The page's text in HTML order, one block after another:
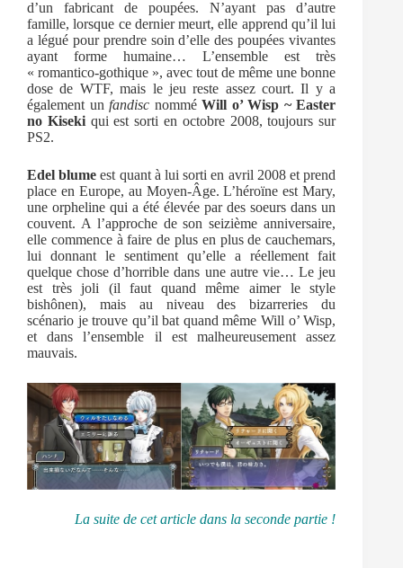
d’un fabricant de poupées. N’ayant pas d’autre
famille, lorsque ce dernier meurt, elle apprend qu’il lui
a légué pour prendre soin d’elle des poupées vivantes
ayant forme humaine… L’ensemble est très
« romantico-gothique », avec tout de même une bonne
dose de WTF, mais le jeu reste assez court. Il y a
également unfandisc nomméWill o’ Wisp ~ Easter
no Kisekiqui est sorti en octobre 2008, toujours sur
PS2.
Edel blume est quant à lui sorti en avril 2008 et prend
place en Europe, au Moyen-Âge. L’héroïne est Mary,
une orpheline qui a été élevée par des soeurs dans un
couvent. A l’approche de son seizième anniversaire,
elle commence à faire de plus en plus de cauchemars,
lui donnant le sentiment qu’elle a réellement fait
quelque chose d’horrible dans une autre vie… Le jeu
est très joli (il faut quand même aimer le style
bishônen), mais au niveau des bizarreries du
scénario je trouve qu’il bat quand même Will o’ Wisp,
et dans l’ensemble il est malheureusement assez
mauvais.
La suite de cet article dans la seconde partie !